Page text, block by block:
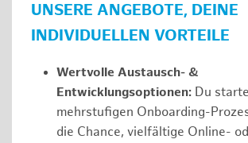
UNSERE ANGEBOTE, DEINE
INDIVIDUELLEN VORTEILE
Wertvolle Austausch- &
Entwicklungsoptionen: Du
mehrstufigen Onboarding-
die Chance, vielfältige Online-